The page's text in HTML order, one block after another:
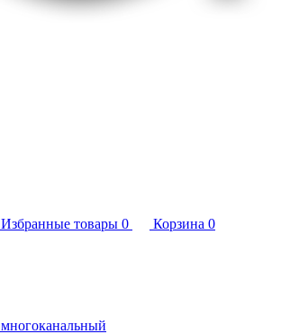
Избранные товары 0 Корзина 0
многоканальный